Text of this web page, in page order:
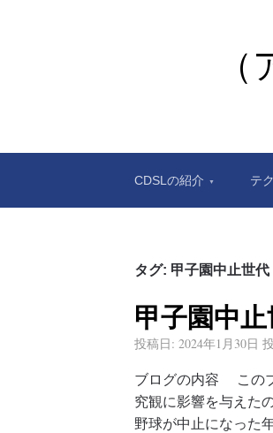
CDSLの紹介 テ
タグ: 甲子園中止世代
甲子園中
投稿日: 2024年1月30日
ブログの内容 この
究観に影響を与えた
野球が中止になった